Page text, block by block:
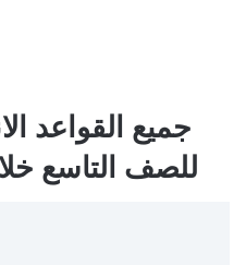
جميع القواعد
للصف التاسع